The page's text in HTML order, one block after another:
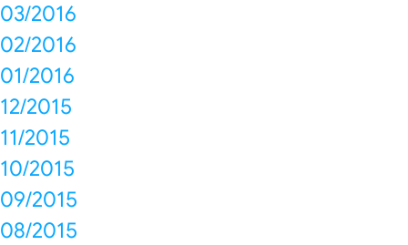
03/2016
02/2016
01/2016
12/2015
11/2015
10/2015
09/2015
08/2015